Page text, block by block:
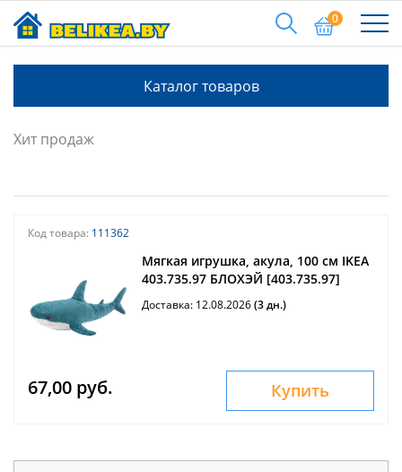
0
Каталог товаров
Хит продаж
Код товара: 111362
Мягкая игрушка, акула, 100 см IKEA
403.735.97 БЛОХЭЙ [403.735.97]
Доставка: 12.08.2026(3 дн.)
67,00 руб. Купить